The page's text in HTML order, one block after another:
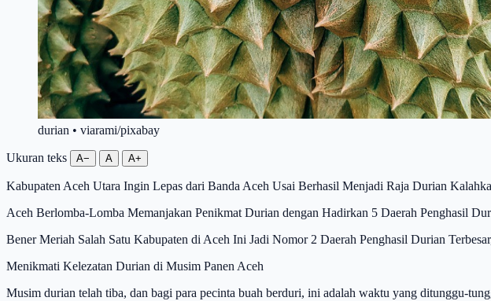
durian • viarami/pixabay
Ukuran teks A− A A+
Kabupaten Aceh Utara Ingin Lepas dari Banda Aceh Usai Berhasil Menjadi Raja Durian
Aceh Berlomba-Lomba Memanjakan Penikmat Durian dengan Hadirkan 5 Daerah Penghasil
Bener Meriah Salah Satu Kabupaten di Aceh Ini Jadi Nomor 2 Daerah Penghasil Durian
Menikmati Kelezatan Durian di Musim Panen Aceh
Musim durian telah tiba, dan bagi para pecinta buah berduri, ini adalah waktu yang ditunggu-